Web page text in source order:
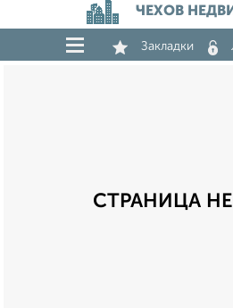
ЧЕХОВ
Закладки
СТРАНИЦА